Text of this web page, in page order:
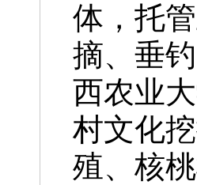
体，托
摘、垂
西农业
村文化
殖、核